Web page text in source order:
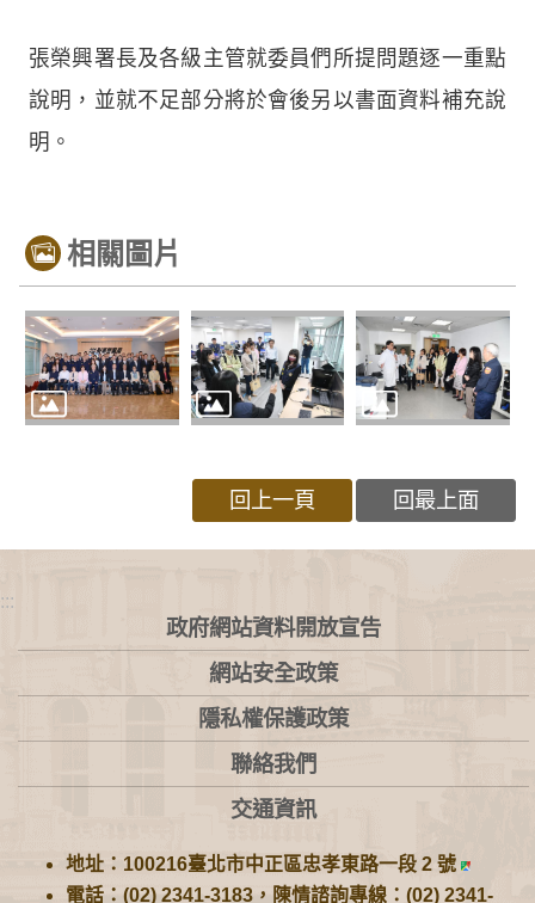
張榮興署長及各級主管就委員們所提問題逐一重點
說明，並就不足部分將於會後另以書面資料補充說
明。
相關圖片
回上一頁 回最上面
:::
政府網站資料開放宣告
網站安全政策
隱私權保護政策
聯絡我們
交通資訊
地址：100216臺北市中正區忠孝東路一段 2 號
電話：(02) 2341-3183，陳情諮詢專線：(02) 2341-